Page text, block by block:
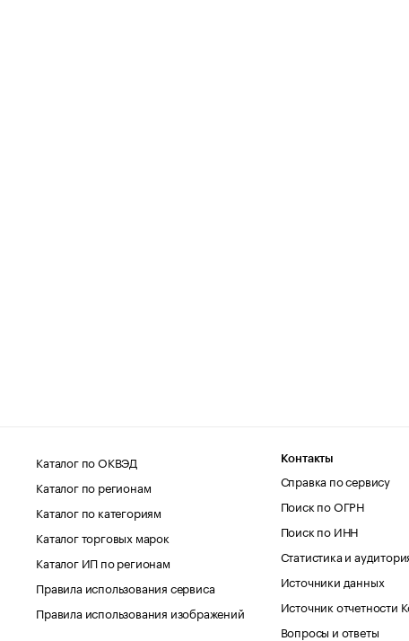
Каталог по ОКВЭД
Каталог по регионам
Каталог по категориям
Каталог торговых марок
Каталог ИП по регионам
Правила использования сервиса
Правила использования изображений
Контакты
Справка по сервису
Поиск по ОГРН
Поиск по ИНН
Статистика и
Источники данных
Источник отчетности
Вопросы и ответы